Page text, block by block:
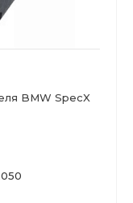
BMW SpecX